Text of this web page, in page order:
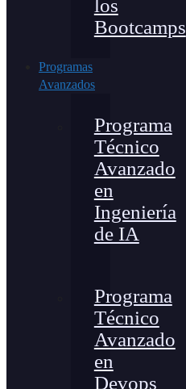
los
Bootcamps
Programas
Avanzados
Programa
Técnico
Avanzado
en
Ingeniería
de IA
Programa
Técnico
Avanzado
en
Devops